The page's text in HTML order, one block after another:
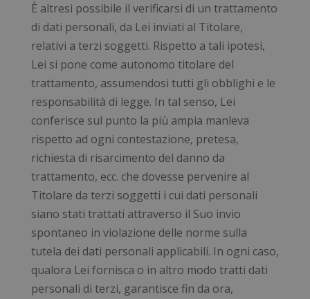
È altresì possibile il verificarsi di un trattamento
di dati personali, da Lei inviati al Titolare,
relativi a terzi soggetti. Rispetto a tali ipotesi,
Lei si pone come autonomo titolare del
trattamento, assumendosi tutti gli obblighi e le
responsabilità di legge. In tal senso, Lei
conferisce sul punto la più ampia manleva
rispetto ad ogni contestazione, pretesa,
richiesta di risarcimento del danno da
trattamento, ecc. che dovesse pervenire al
Titolare da terzi soggetti i cui dati personali
siano stati trattati attraverso il Suo invio
spontaneo in violazione delle norme sulla
tutela dei dati personali applicabili. In ogni caso,
qualora Lei fornisca o in altro modo tratti dati
personali di terzi, garantisce fin da ora,